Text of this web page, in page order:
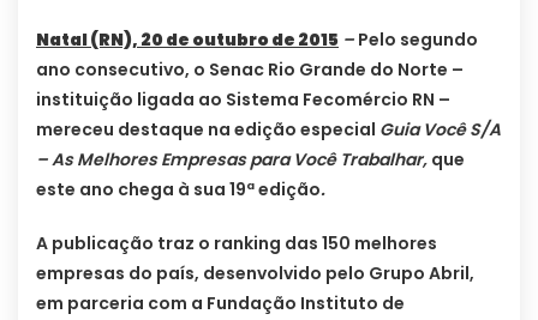
Natal (RN), 20 de outubro de 2015 – Pelo segundo
ano consecutivo, o Senac Rio Grande do Norte –
instituição ligada ao Sistema Fecomércio RN –
mereceu destaque na edição especial Guia Você S/A
– As Melhores Empresas para Você Trabalhar, que
este ano chega à sua 19ª edição.
A publicação traz o ranking das 150 melhores
empresas do país, desenvolvido pelo Grupo Abril,
em parceria com a Fundação Instituto de